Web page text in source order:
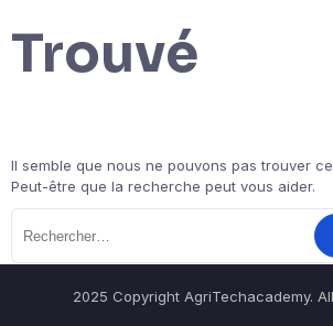
Trouvé
Il semble que nous ne pouvons pas trouver
Peut-être que la recherche peut vous aider.
2025 Copyright AgriTechacademy.